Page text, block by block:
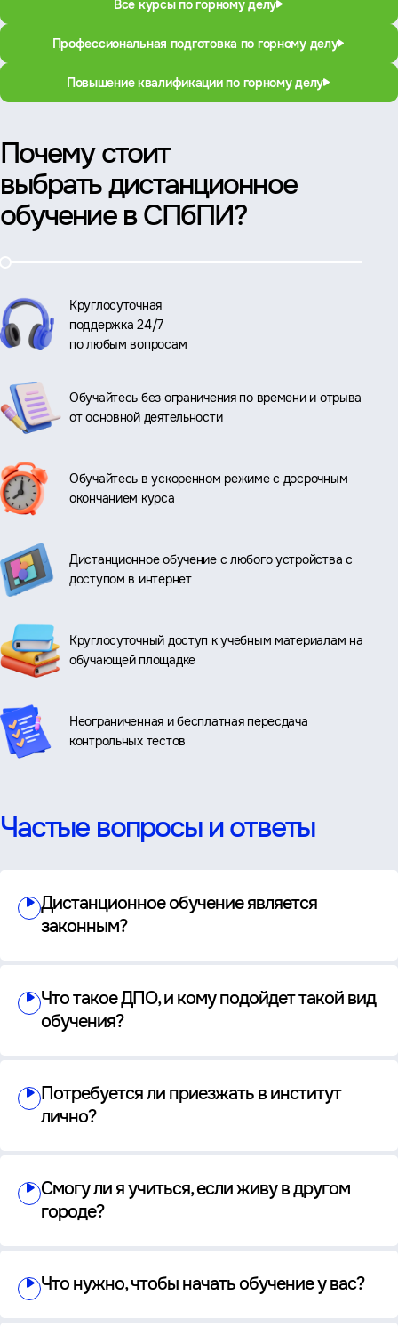
Все курсы по горному делу
Профессиональная подготовка по горному делу
Повышение квалификации по горному делу
Почему стоит
выбрать дистанционное
обучение в СПбПИ?
Круглосуточная
поддержка 24/7
по любым вопросам
Обучайтесь без ограничения по времени и отрыва
от основной деятельности
Обучайтесь в ускоренном режиме с досрочным
окончанием курса
Дистанционное обучение с любого устройства с
доступом в интернет
Круглосуточный доступ к учебным материалам на
обучающей площадке
Неограниченная и бесплатная пересдача
контрольных тестов
Частые вопросы и ответы
Дистанционное обучение является
законным?
Что такое ДПО, и кому подойдет такой вид
обучения?
Потребуется ли приезжать в институт
лично?
Смогу ли я учиться, если живу в другом
городе?
Что нужно, чтобы начать обучение у вас?